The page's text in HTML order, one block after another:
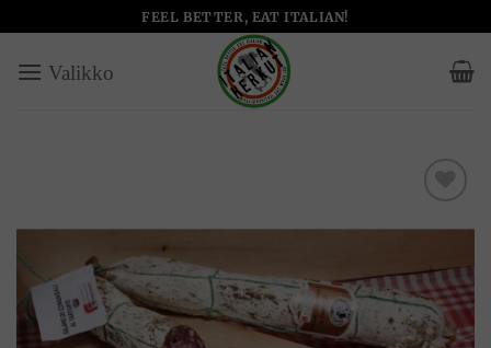
to
content
FEEL BETTER, EAT ITALIAN!